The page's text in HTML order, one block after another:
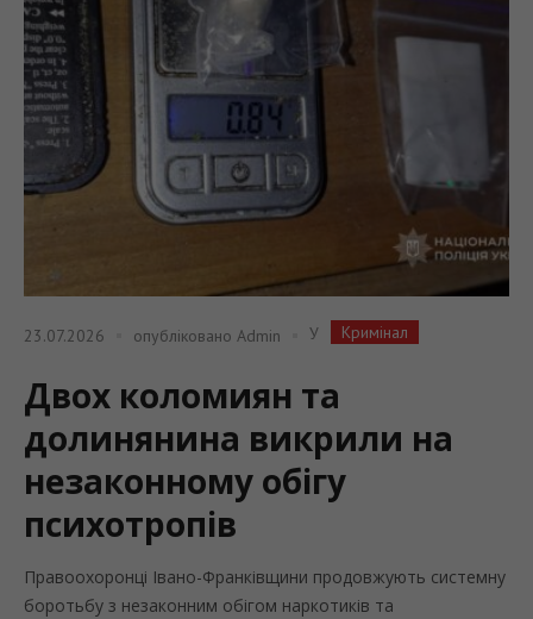
23.07.2026 опубліковано Admin У Кримінал
Двох коломиян та
долинянина викрили на
незаконному обігу
психотропів
Правоохоронці Івано-Франківщини продовжують системну
боротьбу з незаконним обігом наркотиків та